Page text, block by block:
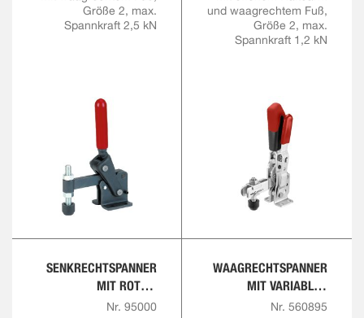
Größe 2, max.
Spannkraft 2,5 kN
und waagrechtem Fuß,
Größe 2, max.
Spannkraft 1,2 kN
SENKRECHTSPANNER
MIT ROTEM
HANDGRIFF
Nr. 95000
WAAGRECHTSPANNER
MIT VARIABLER
SPANNHÖHE
Nr. 560895